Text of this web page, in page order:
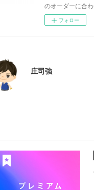
のオーダーに合
フォロー
庄司強